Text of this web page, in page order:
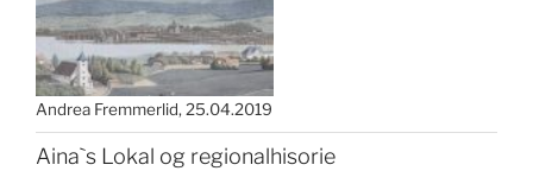
Andrea Fremmerlid 25.04.2019
Aina`s Lokal og regionalhisorie